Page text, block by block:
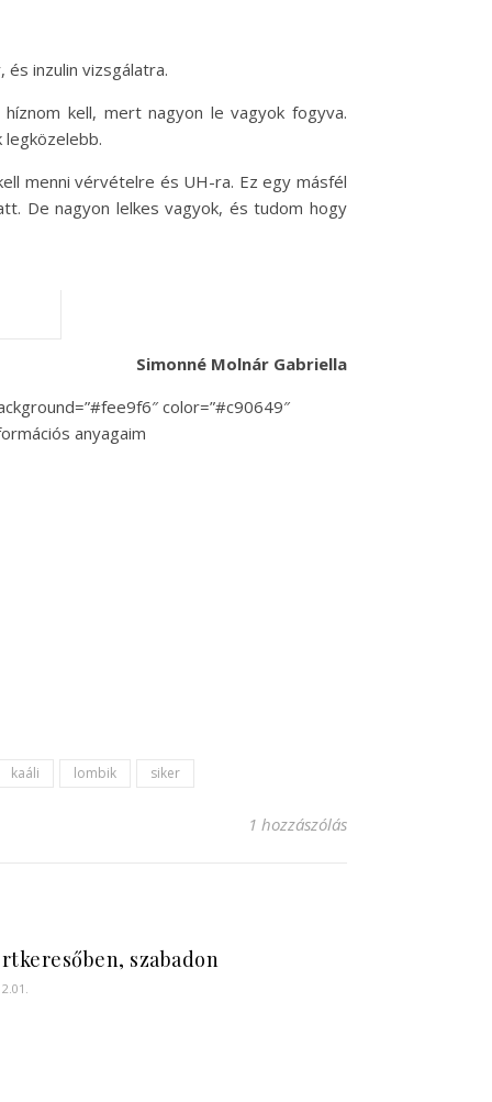
és inzulin vizsgálatra.
kell, mert nagyon le vagyok fogyva.
menni vérvételre és UH-ra. Ez egy másfél
De nagyon lelkes vagyok, és tudom hogy
Simonné Molnár Gabriella
color=”#c90649″
anyagaim
kaáli lombik siker
1 hozzászólás
szabadon